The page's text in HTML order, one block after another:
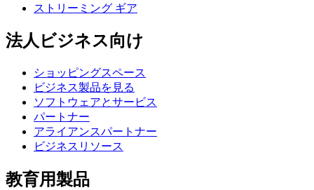
ストリーミング ギア
法人ビジネス向け
ショッピングスペース
ビジネス製品を見る
ソフトウェアとサービス
パートナー
アライアンスパートナー
ビジネスリソース
教育用製品